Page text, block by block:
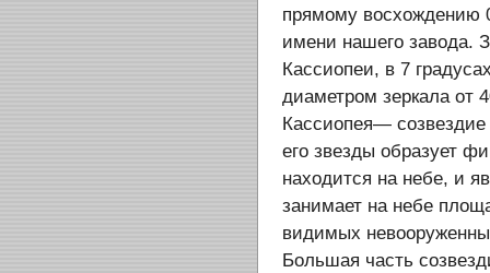
прямому восхождению
имени нашего завода.
Кассиопеи, в 7
диаметром зеркала от
Кассиопея—
его звезды образует
находится на небе, и
занимает на небе
видимых
Большая часть